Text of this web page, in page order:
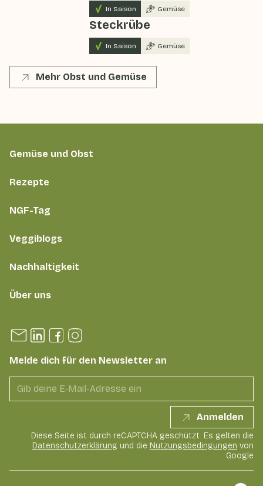
In Saison Gemüse
Steckrübe
In Saison Gemüse
Mehr Obst und Gemüse
Gemüse und Obst
Rezepte
NGF-Tag
Veggiblogs
Nachhaltigkeit
Über uns
Melde dich für den Newsletter an
Anmelden
Diese Seite ist durch reCAPTCHA geschützt. Es gelten die
Datenschutzerklärung und die Nutzungsbedingungen von
Google